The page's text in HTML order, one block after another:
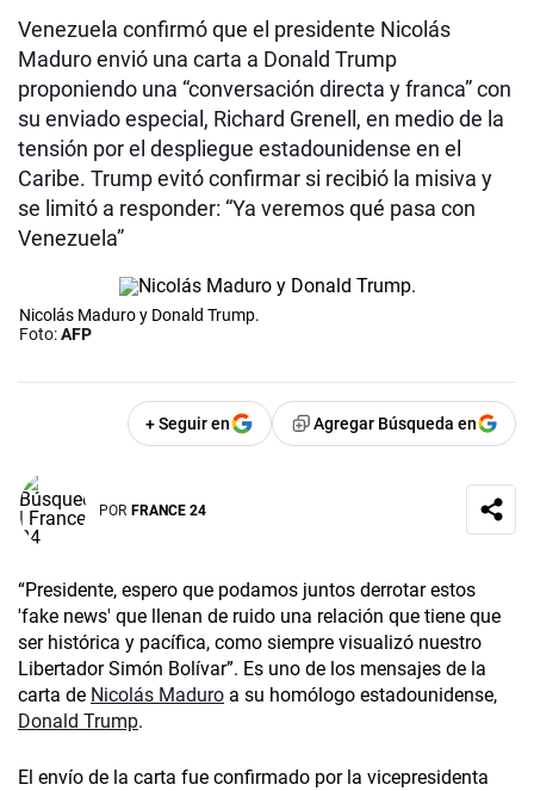
Venezuela confirmó que el presidente Nicolás
Maduro envió una carta a Donald Trump
proponiendo una “conversación directa y franca” con
su enviado especial, Richard Grenell, en medio de la
tensión por el despliegue estadounidense en el
Caribe. Trump evitó confirmar si recibió la misiva y
se limitó a responder: “Ya veremos qué pasa con
Venezuela”
Nicolás Maduro y Donald Trump.
Foto:AFP
+ Seguir en Agregar Búsqueda en
POR FRANCE 24
“Presidente, espero que podamos juntos derrotar estos
'fake news' que llenan de ruido una relación que tiene que
ser histórica y pacífica, como siempre visualizó nuestro
Libertador Simón Bolívar”. Es uno de los mensajes de la
carta de Nicolás Maduro a su homólogo estadounidense,
Donald Trump.
El envío de la carta fue confirmado por la vicepresidenta